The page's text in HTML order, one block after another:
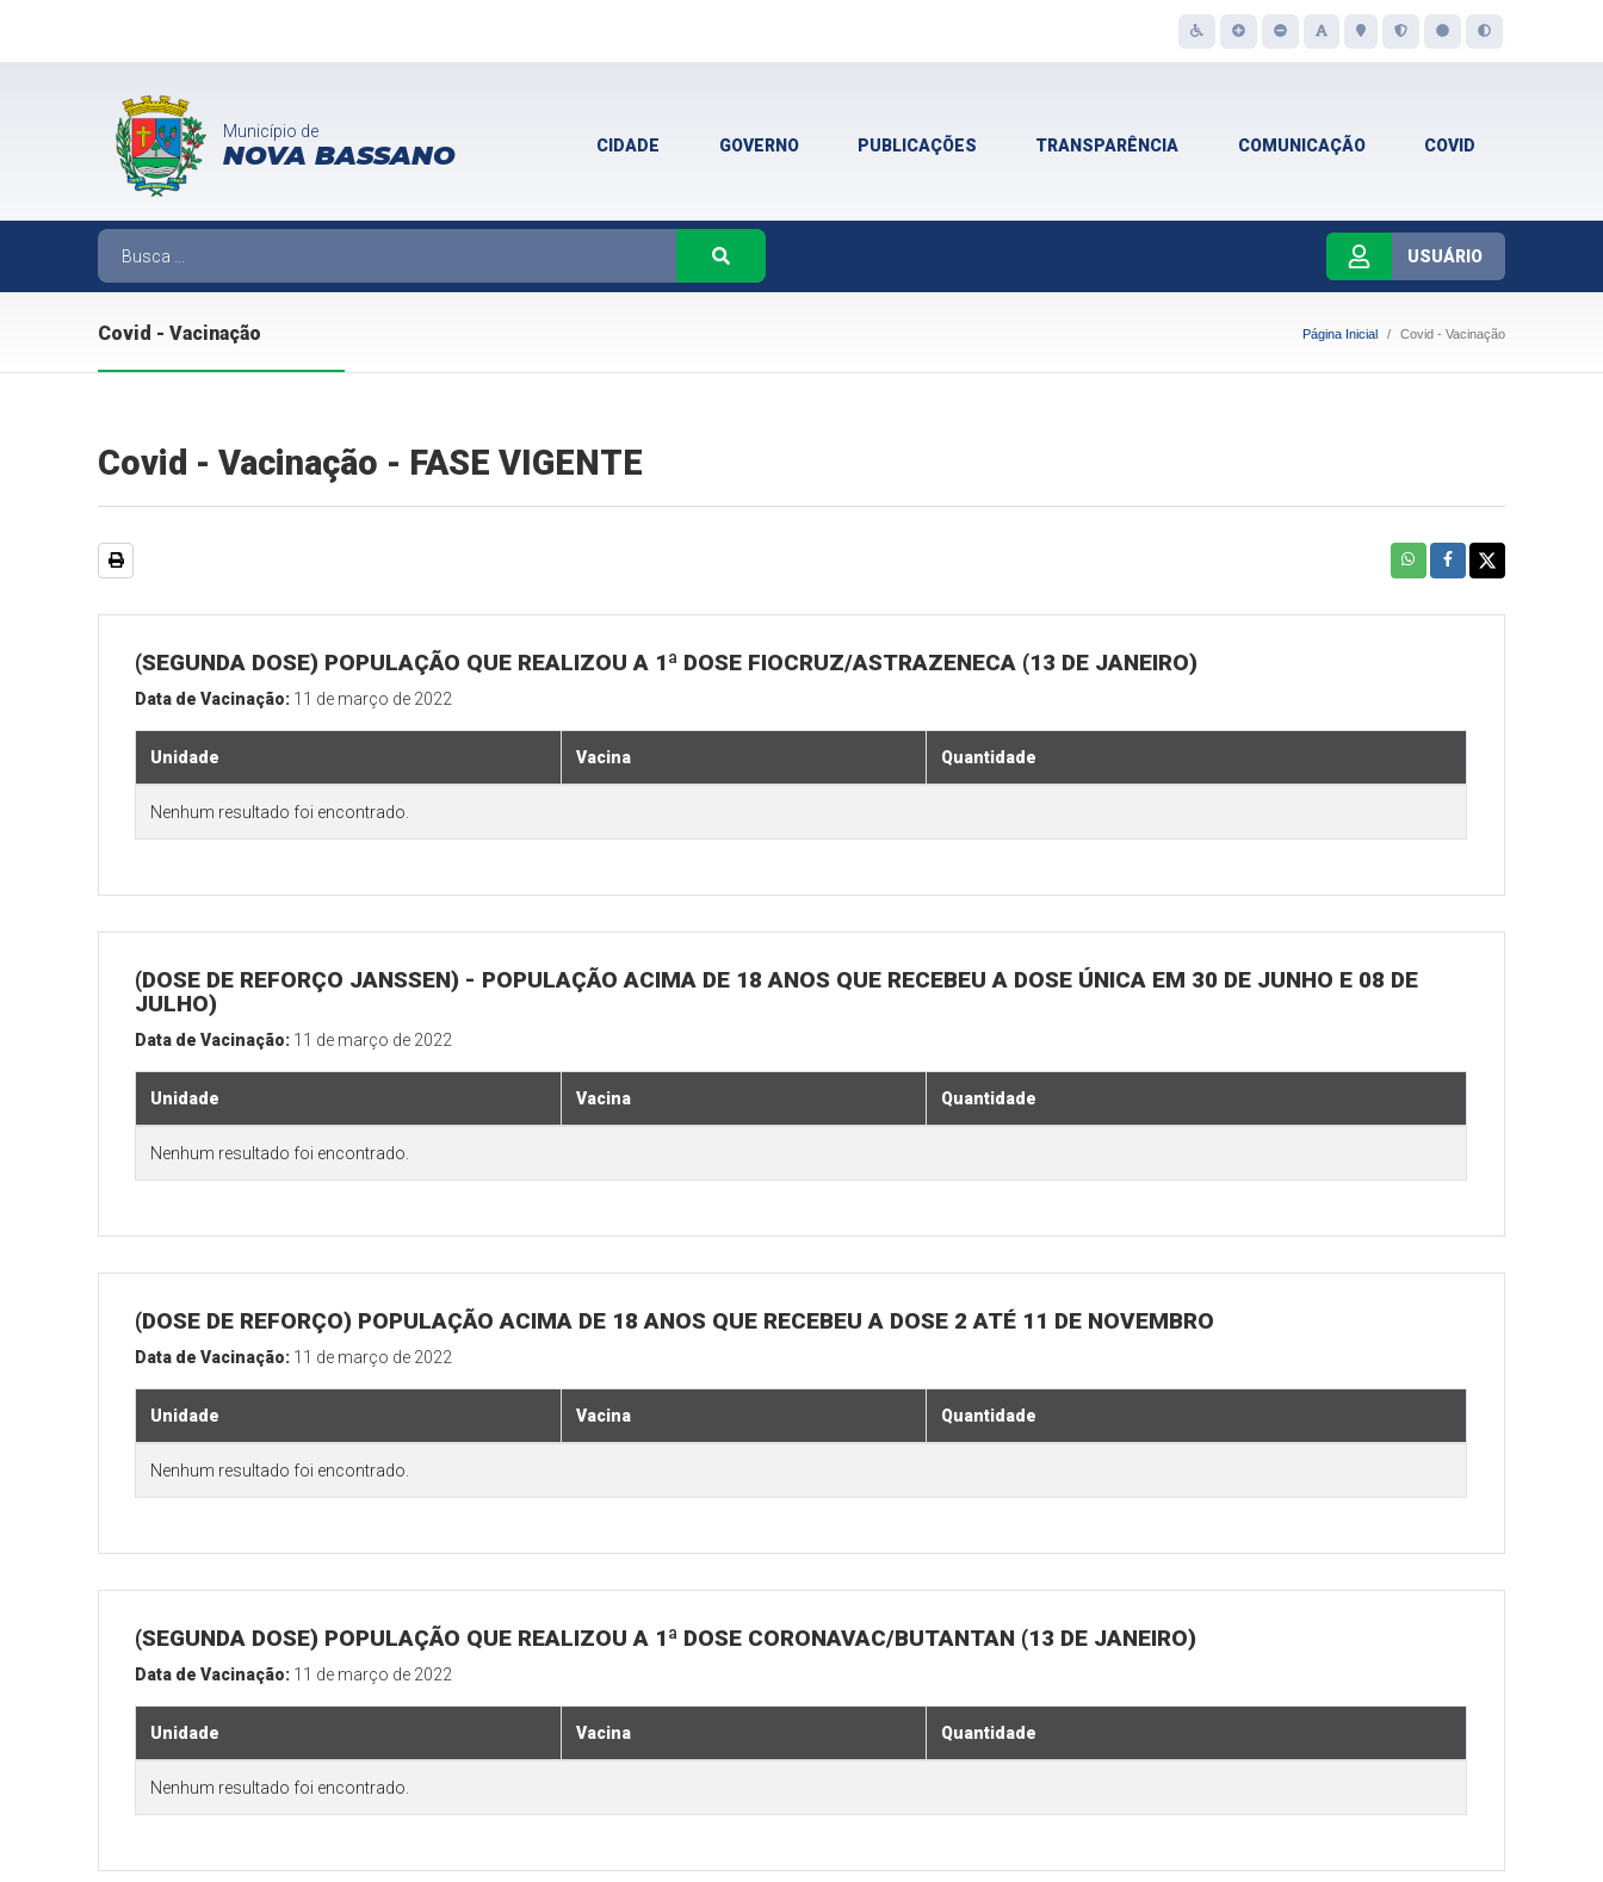
Município de
NOVA BASSANO CIDADE GOVERNO PUBLICAÇÕES TRANSPARÊNCIA COMUNICAÇÃO COVID
USUÁRIO
Covid - Vacinação Página Inicial Covid - Vacinação
Covid - Vacinação - FASE VIGENTE
(SEGUNDA DOSE) POPULAÇÃO QUE REALIZOU A 1ª DOSE FIOCRUZ/ASTRAZENECA (13 DE JANEIRO)
Data de Vacinação: 11 de março de 2022
Unidade Vacina Quantidade
Nenhum resultado foi encontrado.
(DOSE DE REFORÇO JANSSEN) - POPULAÇÃO ACIMA DE 18 ANOS QUE RECEBEU A DOSE ÚNICA EM 30 DE JUNHO E 08 DE
JULHO)
Data de Vacinação: 11 de março de 2022
Unidade Vacina Quantidade
Nenhum resultado foi encontrado.
(DOSE DE REFORÇO) POPULAÇÃO ACIMA DE 18 ANOS QUE RECEBEU A DOSE 2 ATÉ 11 DE NOVEMBRO
Data de Vacinação: 11 de março de 2022
Unidade Vacina Quantidade
Nenhum resultado foi encontrado.
(SEGUNDA DOSE) POPULAÇÃO QUE REALIZOU A 1ª DOSE CORONAVAC/BUTANTAN (13 DE JANEIRO)
Data de Vacinação: 11 de março de 2022
Unidade Vacina Quantidade
Nenhum resultado foi encontrado.